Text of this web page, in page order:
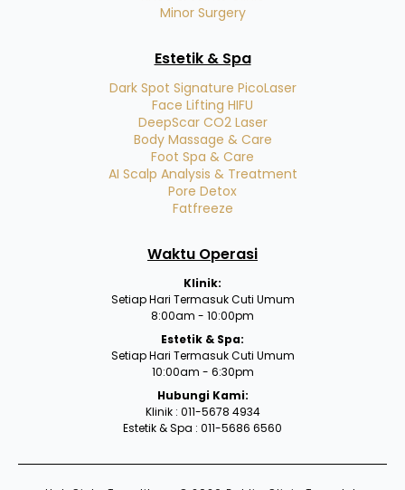
Minor Surgery
Estetik & Spa
Dark Spot Signature PicoLaser
Face Lifting HIFU
DeepScar CO2 Laser
Body Massage & Care
Foot Spa & Care
AI Scalp Analysis & Treatment
Pore Detox
Fatfreeze
Waktu Operasi
Klinik:
Setiap Hari Termasuk Cuti Umum
8:00am - 10:00pm
Estetik & Spa:
Setiap Hari Termasuk Cuti Umum
10:00am - 6:30pm
Hubungi Kami:
Klinik : 011-5678 4934
Estetik & Spa : 011-5686 6560